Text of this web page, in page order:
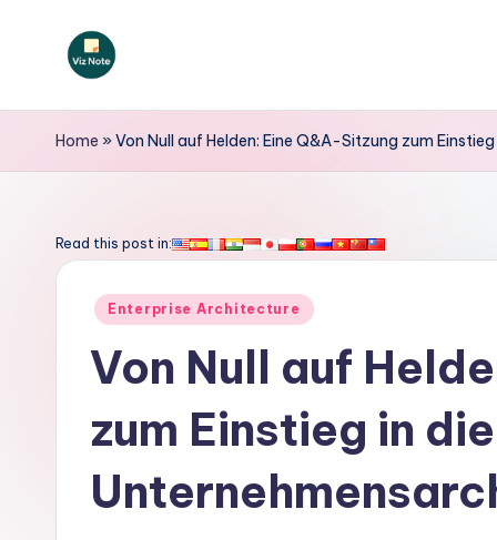
V
iz
o
Home »Von Null auf Helden: Eine Q&A-Sitzung zum
Read this post in:
Posted
Enterprise Architecture
Von Null auf
zum Einstieg in